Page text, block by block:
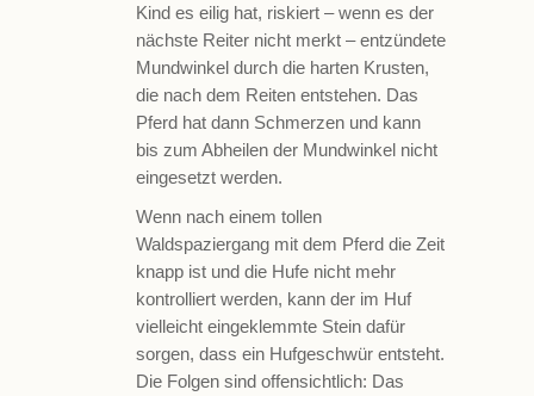
Kind es eilig hat, riskiert – wenn es der
nächste Reiter nicht merkt – entzündete
Mundwinkel durch die harten Krusten,
die nach dem Reiten entstehen. Das
Pferd hat dann Schmerzen und kann
bis zum Abheilen der Mundwinkel nicht
eingesetzt werden.
Wenn nach einem tollen
Waldspaziergang mit dem Pferd die Zeit
knapp ist und die Hufe nicht mehr
kontrolliert werden, kann der im Huf
vielleicht eingeklemmte Stein dafür
sorgen, dass ein Hufgeschwür entsteht.
Die Folgen sind offensichtlich: Das